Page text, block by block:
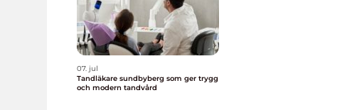
07. jul
Tandläkare sundbyberg som ger trygg
och modern tandvård